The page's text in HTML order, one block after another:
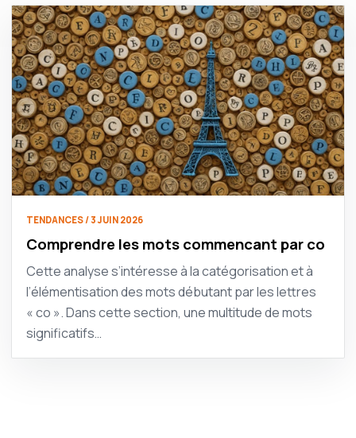
TENDANCES / 3 JUIN 2026
Comprendre les mots commencant par co
Cette analyse s’intéresse à la catégorisation et à
l’élémentisation des mots débutant par les lettres
« co ». Dans cette section, une multitude de mots
significatifs…